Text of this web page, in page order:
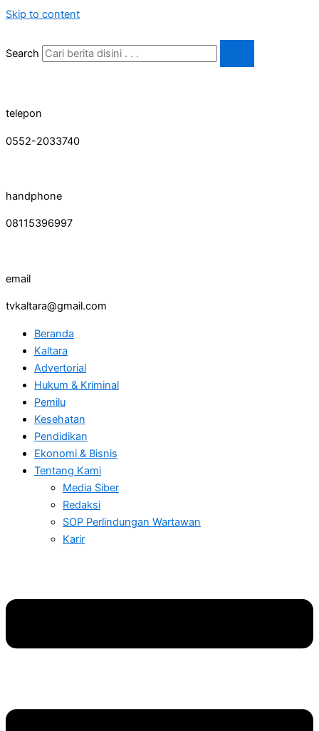
Skip to content
Search
telepon
0552-2033740
handphone
08115396997
email
tvkaltara@gmail.com
Beranda
Kaltara
Advertorial
Hukum & Kriminal
Pemilu
Kesehatan
Pendidikan
Ekonomi & Bisnis
Tentang Kami
Media Siber
Redaksi
SOP Perlindungan Wartawan
Karir